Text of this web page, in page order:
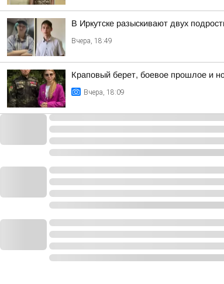
В Иркутске разыскивают двух
Вчера, 18:49
Краповый берет, боевое прошлое и
Вчера, 18:09